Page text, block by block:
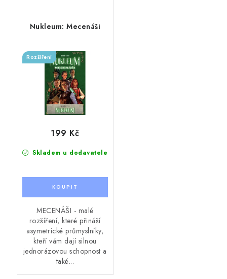
Nukleum: Mecenáši
Rozšíření
Skladem u dodavatele
199 Kč
MECENÁŠI - malé
rozšíření, které přináší
asymetrické průmyslníky,
kteří vám dají silnou
jednorázovou schopnost a
také...